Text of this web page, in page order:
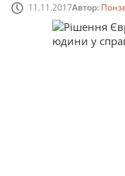
11.11.2017Автор: